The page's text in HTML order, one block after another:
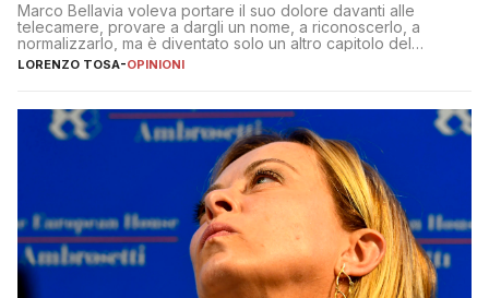
Marco Bellavia voleva portare il suo dolore davanti alle
telecamere, provare a dargli un nome, a riconoscerlo, a
normalizzarlo, ma è diventato solo un altro capitolo del
copione
LORENZO TOSA-OPINIONI